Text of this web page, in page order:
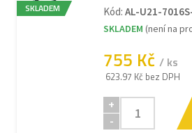
SKLADEM Kód: AL-U21-
SKLADEM (není na
755 Kč / ks
623.97 Kč bez DPH
+
-